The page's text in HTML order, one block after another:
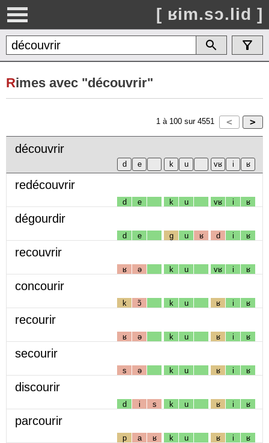
[ ʁim.sɔ.lid ]
Rimes avec "découvrir"
1 à 100 sur 4551
découvrir
redécouvrir
d e k u vʁ i ʁ
dégourdir
d e g u ʁ d i ʁ
recouvrir
ʁ ə k u vʁ i ʁ
concourir
k ɔ̃ k u ʁ i ʁ
recourir
ʁ ə k u ʁ i ʁ
secourir
s ə k u ʁ i ʁ
discourir
d i s k u ʁ i ʁ
parcourir
p a ʁ k u ʁ i ʁ